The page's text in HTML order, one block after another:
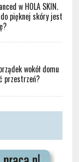
w HOLA SKIN.
pięknej skóry jest
wokół domu
przestrzeń?